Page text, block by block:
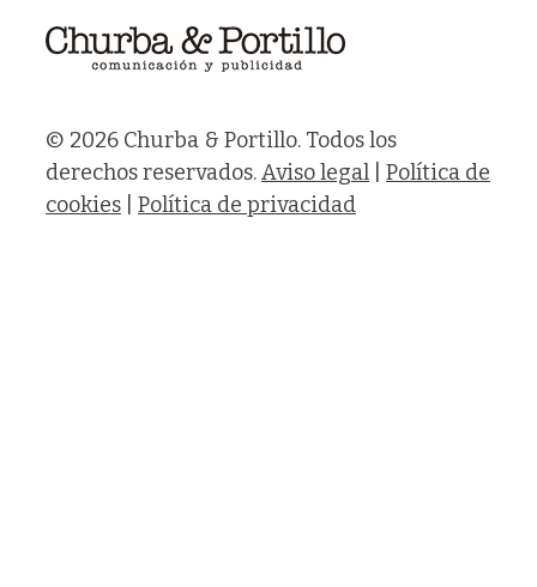
© 2026 Churba & Portillo. Todos los
derechos reservados.Aviso legal
Política de
cookies
Política de privacidad